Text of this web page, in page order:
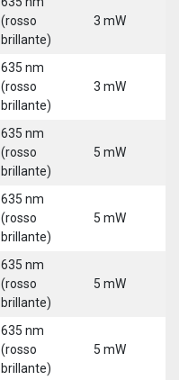
(rosso
brillante)
3 mW
635 nm
(rosso
brillante)
3 mW
635 nm
(rosso
brillante)
5 mW
635 nm
(rosso
brillante)
5 mW
635 nm
(rosso
brillante)
5 mW
635 nm
(rosso
brillante)
5 mW